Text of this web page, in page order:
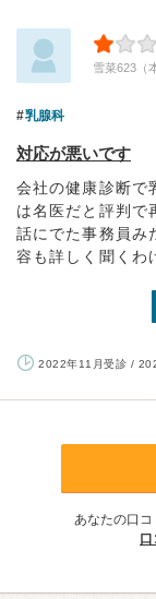
雪菜623（
乳腺科
対応が悪いです
会社の健康診断で
は名医だと評判で
話にでた事務員み
容も詳しく聞くわ
2022年11月受診 /
あなたの口コ